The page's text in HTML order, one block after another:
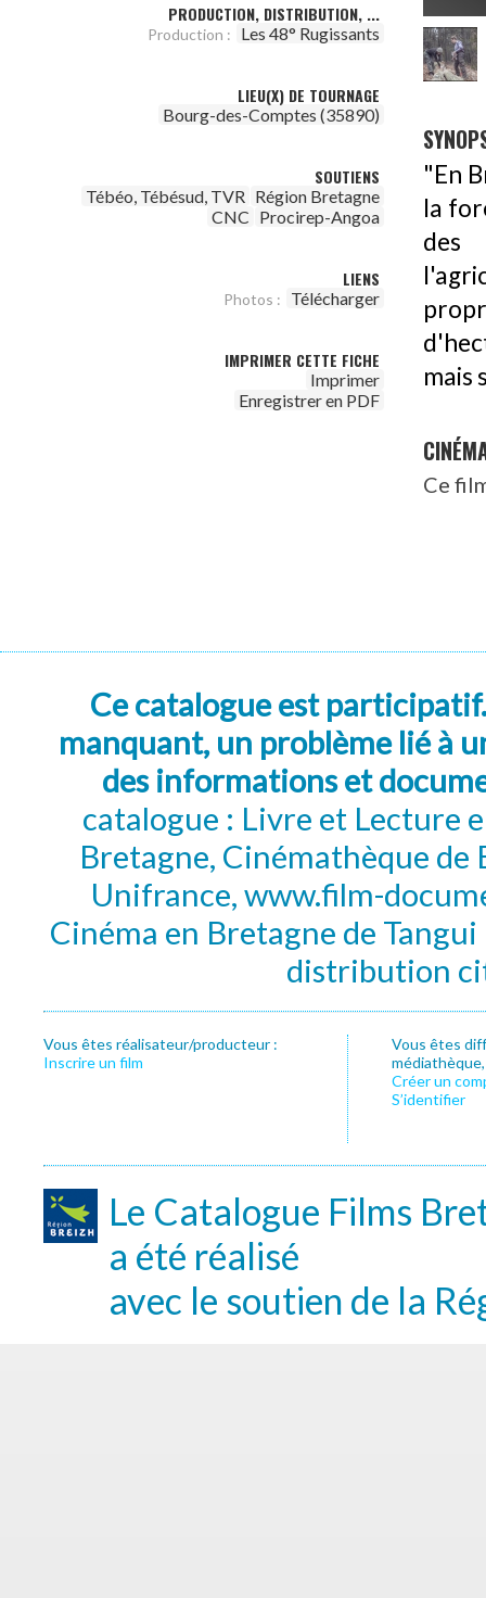
PRODUCTION, DISTRIBUTION, ...
Production : Les 48° Rugissants
LIEU(X) DE TOURNAGE
Bourg-des-Comptes (35890)
SOUTIENS
Tébéo, Tébésud, TVR Région Bretagne
CNC Procirep-Angoa
LIENS
Photos : Télécharger
IMPRIMER CETTE FICHE
Imprimer
Enregistrer en PDF
"En
la
des
mais
Ce
Ce catalogue est
manquant, un problème lié à
des informations et
catalogue : Livre et Lecture
Bretagne, Cinémathèque de
Unifrance, www.film-
Cinéma en Bretagne de
distribution
Vous êtes réalisateur/producteur :
Inscrire un film
Vous êtes
Créer un
S’identifier
Le Catalogue Films
a été réalisé
avec le soutien de la